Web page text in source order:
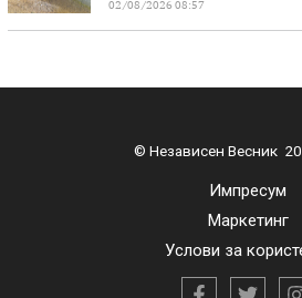
02/08/2026 08:57
© Независен Весник
Импресум
Маркетинг
Услови за